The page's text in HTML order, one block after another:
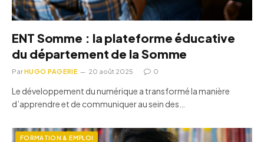
ENT Somme : la plateforme éducative
du département de la Somme
ParHUGO PAGERIE 20 août 2025 0
Le développement du numérique a transformé la manière
d’apprendre et de communiquer au sein des…
FORMATION & EMPLOI